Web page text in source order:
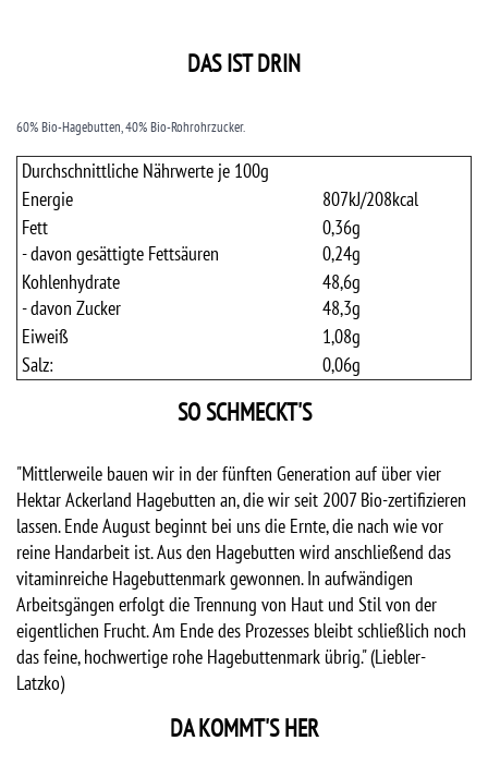
DAS IST DRIN
60% Bio-Hagebutten, 40% Bio-Rohrohrzucker.
Durchschnittliche Nährwerte je 100g
Energie
807kJ/208kcal
Fett
- davon gesättigte Fettsäuren
0,36g
0,24g
Kohlenhydrate
- davon Zucker
48,6g
48,3g
Eiweiß
1,08g
Salz:
0,06g
SO SCHMECKT'S
"Mittlerweile bauen wir in der fünften Generation auf über vier
Hektar Ackerland Hagebutten an, die wir seit 2007 Bio-zertifizieren
lassen. Ende August beginnt bei uns die Ernte, die nach wie vor
reine Handarbeit ist. Aus den Hagebutten wird anschließend das
vitaminreiche Hagebuttenmark gewonnen. In aufwändigen
Arbeitsgängen erfolgt die Trennung von Haut und Stil von der
eigentlichen Frucht. Am Ende des Prozesses bleibt schließlich noch
das feine, hochwertige rohe Hagebuttenmark übrig." (Liebler-
Latzko)
DA KOMMT'S HER